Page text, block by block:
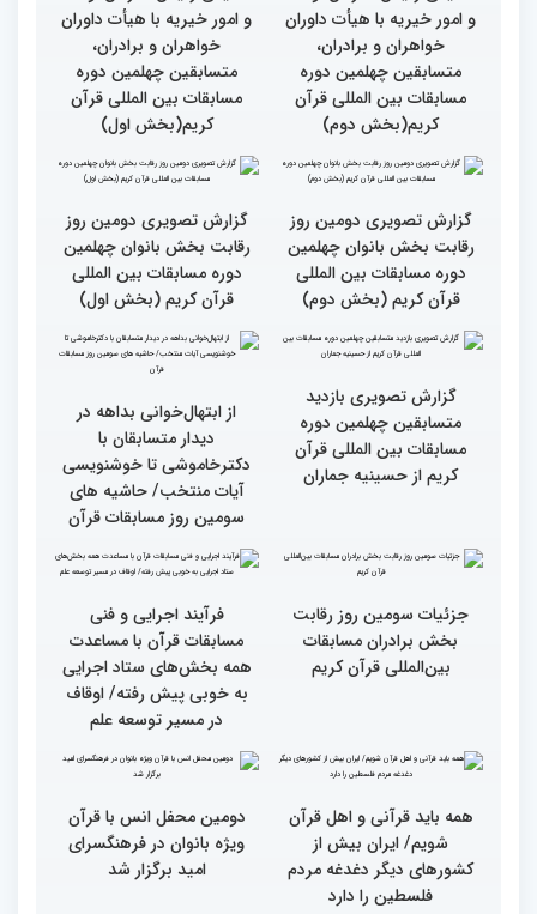
دوم)
اول)
گزارش تصویری نشست
و امور خیریه با هیأت داوران
متسابقین چهلمین دوره
مسابقات بین المللی قرآن
کریم(بخش دوم)
گزارش تصویری نشست
و امور خیریه با هیأت داوران
متسابقین چهلمین دوره
مسابقات بین المللی قرآن
کریم(بخش اول)
رقابت بخش بانوان چهلمین
دوره مسابقات بین المللی
قرآن کریم (بخش دوم)
گزارش تصویری دومین روز
رقابت بخش بانوان چهلمین
دوره مسابقات بین المللی
قرآن کریم (بخش اول)
گزارش تصویری بازدید
متسابقین چهلمین دوره
مسابقات بین المللی قرآن
کریم از حسینیه جماران
از ابتهال‌خوانی بداهه در
دکترخاموشی تا خوشنویسی
آیات منتخب/ حاشیه های
سومین روز مسابقات قرآن
جزئیات سومین روز رقابت
بین‌المللی قرآن کریم
فرآیند اجرایی و فنی
همه بخش‌های ستاد اجرایی
به خوبی پیش رفته/ اوقاف
در مسیر توسعه علم